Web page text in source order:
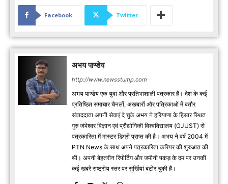
Facebook Twitter
अभय पाण्डेय
http://www.newsstump.com
अभय पाण्डेय एक युवा और प्रतिभाशाली पत्रकार हैं। देश के कई
प्रतिष्ठित समाचार चैनलों, अखबारों और पत्रिकाओं में बतौर
संवाददाता अपनी सेवाएं दे चुके अभय ने हरियाणा के हिसार स्थित
गुरु जंभेश्वर विज्ञान एवं प्रौद्योगिकी विश्वविद्यालय (GJUST) से
पत्रकारिता में मास्टर डिग्री प्राप्त की है। अभय ने वर्ष 2004 में
PTN News के साथ अपने पत्रकारिता करियर की शुरुआत की
थी। अपनी बेहतरीन रिपोर्टिंग और जमीनी पकड़ के दम पर उनकी
कई खबरें राष्ट्रीय स्तर पर सुर्खियां बटोर चुकी हैं।